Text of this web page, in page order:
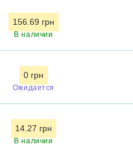
156.69 грн
В наличии
0 грн
Ожидается
14.27 грн
В наличии